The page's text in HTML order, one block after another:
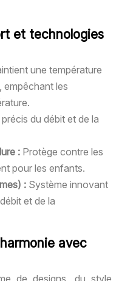
et technologies
une température
empêchant les
du débit et de la
: Protège contre les
pour les enfants.
: Système innovant
et de la
avec
de designs, du style